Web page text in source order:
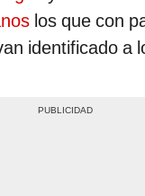
los que con
identificado a